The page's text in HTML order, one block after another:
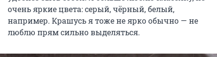
очень яркие цвета: серый, чёрный, белый,
например. Крашусь я тоже не ярко обычно — не
люблю прям сильно выделяться.